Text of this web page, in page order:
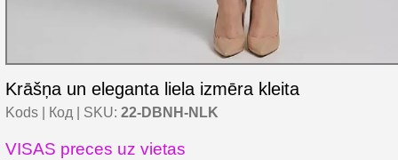
Krāšņa un eleganta liela izmēra kleita
Kods | Код | SKU: 22-DBNH-NLK
VISAS preces uz vietas